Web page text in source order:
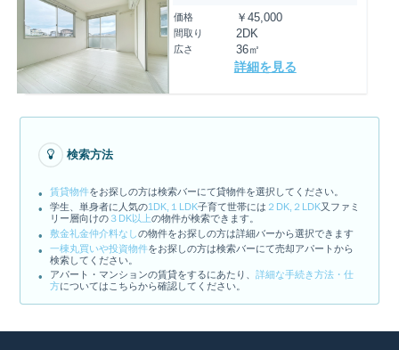
価格 ￥45,000
間取り 2DK
広さ 36㎡
詳細を見る
検索方法
賃貸物件をお探しの方は検索バーにて貸物件を選択してください。
学生、単身者に人気の1DK,１LDK子育て世帯には ２DK,２LDK又ファミ
リー層向けの ３DK以上の物件が検索できます。
敷金礼金仲介料なしの物件をお探しの方は詳細バーから選択できます
一棟丸買いや投資物件をお探しの方は検索バーにて売却アパートから
検索してください。
アパート・マンションの賃貸をするにあたり、 詳細な手続き方法・仕
方についてはこちらから確認してください。